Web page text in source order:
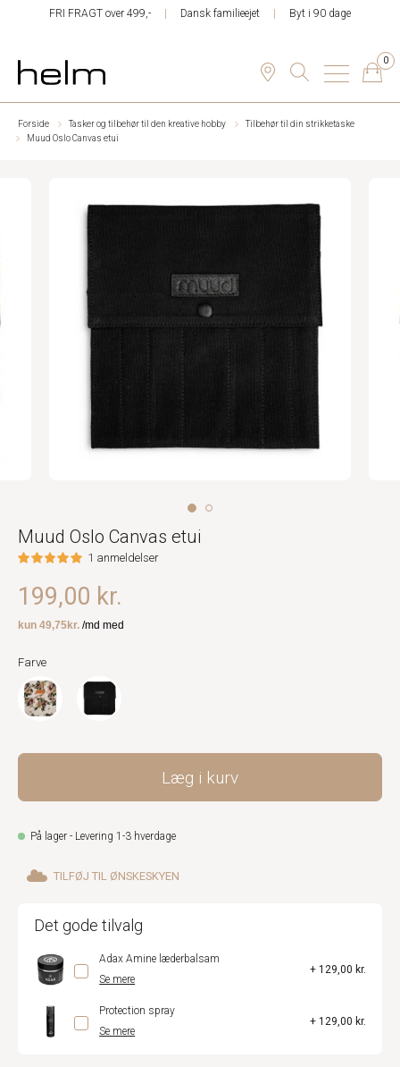
FRI FRAGT over 499,- Dansk familieejet Byt i 90 dage
0
Forside Tasker og tilbehør til den kreative hobby
Tilbehør til din strikketaske
Muud Oslo Canvas etui
Muud Oslo Canvas etui
1 anmeldelser
199,00 kr.
Farve
Læg i kurv
På lager - Levering 1-3 hverdage
TILFØJ TIL ØNSKESKYEN
Det gode tilvalg
Adax Amine læderbalsam
Se mere
+ 129,00 kr.
Protection spray
Se mere
+ 129,00 kr.